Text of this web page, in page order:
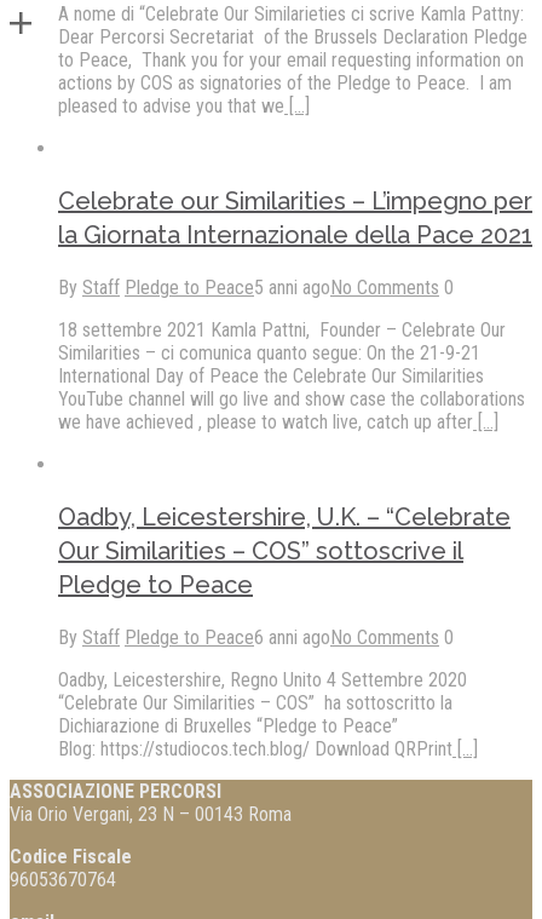
A nome di “Celebrate Our Similarieties ci scrive Kamla Pattny:
Dear Percorsi Secretariat of the Brussels Declaration Pledge
to Peace, Thank you for your email requesting information on
actions by COS as signatories of the Pledge to Peace. I am
pleased to advise you that we
Celebrate our Similarities – L’impegno per
la Giornata Internazionale della Pace 2021
By Staff Pledge to Peace5 anni agoNo Comments 0
18 settembre 2021 Kamla Pattni, Founder – Celebrate Our
Similarities – ci comunica quanto segue: On the 21-9-21
International Day of Peace the Celebrate Our Similarities
YouTube channel will go live and show case the collaborations
we have achieved , please to watch live, catch up after
Oadby, Leicestershire, U.K. – “Celebrate
Our Similarities – COS” sottoscrive il
Pledge to Peace
By Staff Pledge to Peace6 anni agoNo Comments 0
Oadby, Leicestershire, Regno Unito 4 Settembre 2020
“Celebrate Our Similarities – COS” ha sottoscritto la
Dichiarazione di Bruxelles “Pledge to Peace”
Blog: https://studiocos.tech.blog/ Download QRPrint
ASSOCIAZIONE PERCORSI
Via Orio Vergani, 23 N – 00143 Roma
Codice Fiscale
96053670764